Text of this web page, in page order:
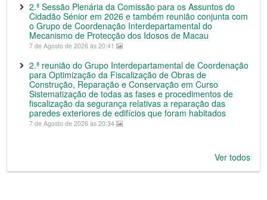
2.ª Sessão Plenária da Comissão para os Assuntos do
Cidadão Sénior em 2026 e também reunião conjunta com
o Grupo de Coordenação Interdepartamental do
Mecanismo de Protecção dos Idosos de Macau
7 de Agosto de 2026 às 20:41
2.ª reunião do Grupo Interdepartamental de Coordenação
para Optimização da Fiscalização de Obras de
Construção, Reparação e Conservação em Curso
Sistematização de todas as fases e procedimentos de
fiscalização da segurança relativas a reparação das
paredes exteriores de edifícios que foram habitados
7 de Agosto de 2026 às 20:34
Ver todos